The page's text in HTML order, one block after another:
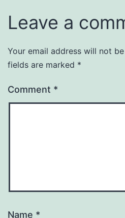
Leave a
Your email address will not
fields are marked *
Comment *
Name *